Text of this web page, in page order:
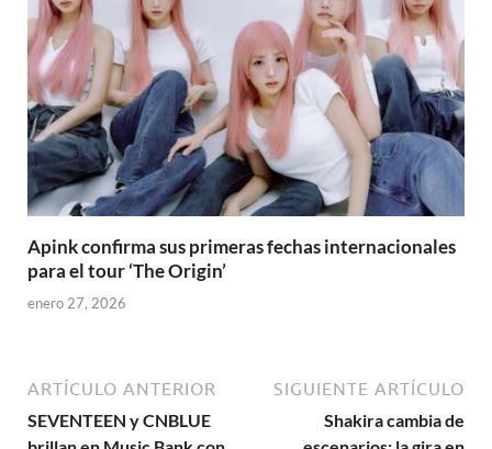
Apink confirma sus primeras fechas internacionales
para el tour ‘The Origin’
enero 27, 2026
ARTÍCULO ANTERIOR
SEVENTEEN y CNBLUE
SIGUIENTE ARTÍCULO
Shakira cambia de